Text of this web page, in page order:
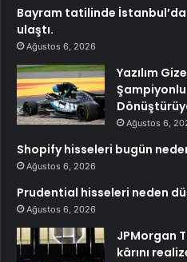
Bayram tatilinde
ulaştı.
Ağustos 6, 2026
Yazılım
Şampiyonluk
Ağustos 6,
Shopify hisseleri bugün
Ağustos 6, 2026
Prudential hisseleri neden
Ağustos 6, 2026
JPMorgan
kârını